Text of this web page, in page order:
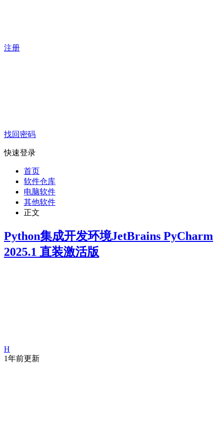
注册
找回密码
快速登录
首页
软件仓库
电脑软件
其他软件
正文
Python集成开发环境JetBrains PyCharm
2025.1 直装激活版
H
1年前更新